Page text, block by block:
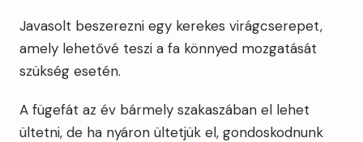
Javasolt beszerezni egy kerekes virágcserepet,
amely lehetővé teszi a fa könnyed mozgatását
szükség esetén.
A fügefát az év bármely szakaszában el lehet
ültetni, de ha nyáron ültetjük el, gondoskodnunk